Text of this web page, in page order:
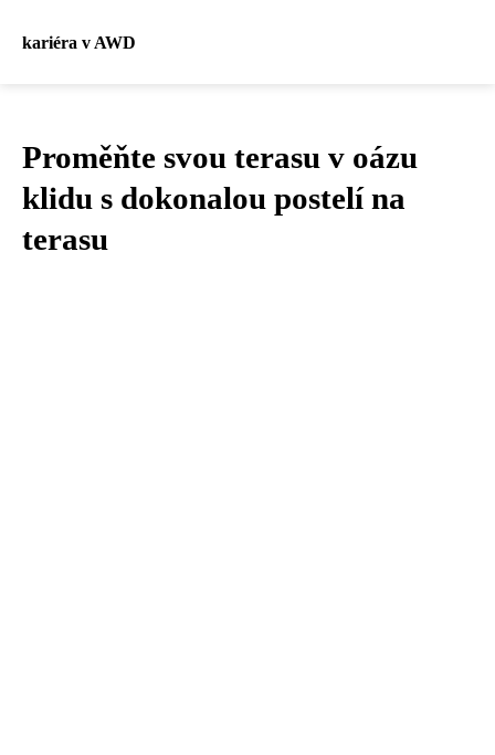
kariéra v AWD
Proměňte svou terasu v oázu
klidu s dokonalou postelí na
terasu